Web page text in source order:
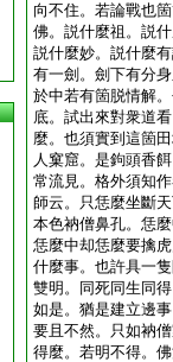
向不住。若論戰也
佛。説什麼祖。説
説什麼妙。説什麼
有一劍。劍下有分
於中若有箇脱情解
底。試出來對衆道
麼。也須實到這箇
人窠窟。是鉤頭香
常流見。格外須知
師云。只恁麼坐斷
本色衲僧鼻孔。恁
恁麼中却恁麼要擒
什麼事。也許具一
雙明。同死同生同
如是。猶是建立邊
要且不然。只如衲
得麼。若明不得。